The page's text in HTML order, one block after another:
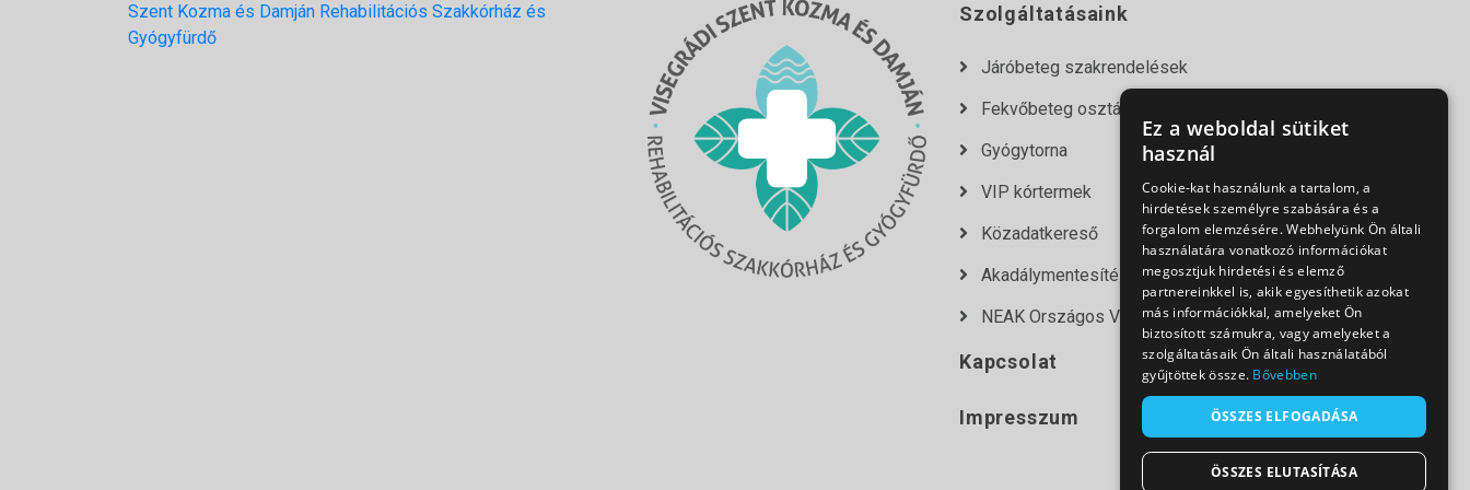
Szent Kozma és Damján Rehabilitációs Szakkórház és
Gyógyfürdő
Szolgáltatásaink
Járóbeteg szakrendelések
Fekvőbeteg osztályok
Gyógytorna
VIP kórtermek
Közadatkereső
Akadálymentesítési nyilatkozat
NEAK Országos Várólista Lekérdező
Kapcsolat
Impresszum
Ez a weboldal sütiket
használ
Cookie-kat használunk a tartalom, a
hirdetések személyre szabására és a
forgalom elemzésére. Webhelyünk Ön általi
használatára vonatkozó információkat
megosztjuk hirdetési és elemző
partnereinkkel is, akik egyesíthetik azokat
más információkkal, amelyeket Ön
biztosított számukra, vagy amelyeket a
szolgáltatásaik Ön általi használatából
gyűjtöttek össze. Bővebben
ÖSSZES ELFOGADÁSA
ÖSSZES ELUTASÍTÁSA